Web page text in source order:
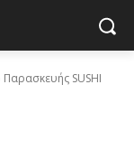
Παρασκευής SUSHI